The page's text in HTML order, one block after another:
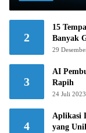
2
15
Banyak
29
3
AI
Rapih
24 Juli 2023
4
Aplikasi
yang